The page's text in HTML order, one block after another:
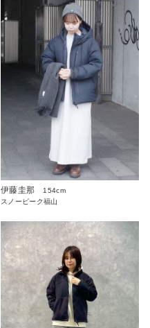
伊藤圭那
154cm
スノーピーク福山